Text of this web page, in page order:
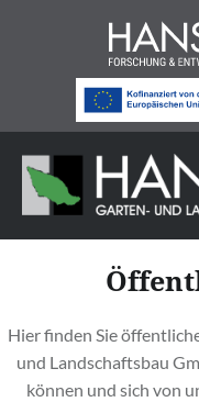
Hansel
Hier finden Sie
und Landschaftsbau
können und sich von